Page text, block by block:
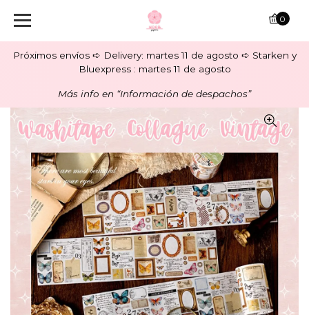
Próximos envíos ➪ Delivery: martes 11 de agosto ➪ Starken y
Bluexpress : martes 11 de agosto
Más info en “Información de despachos”
0